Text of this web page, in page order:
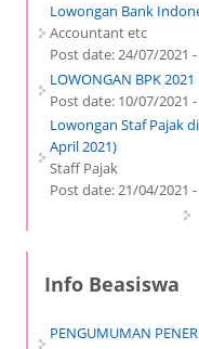
Lowongan Bank
Accountant etc
Post date:24/07/2021
LOWONGAN BPK 2021
Post date: 10/07/2021
Lowongan Staf Pajak
April 2021)
Staff Pajak
Post date:21/04/2021
Info Beasiswa
PENGUMUMAN